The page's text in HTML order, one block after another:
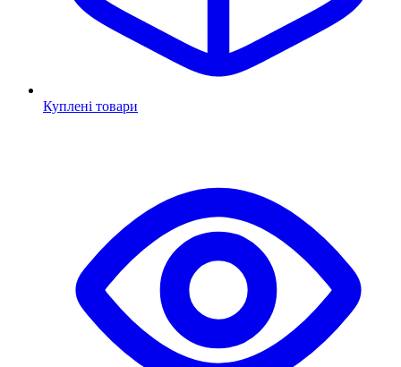
Куплені товари